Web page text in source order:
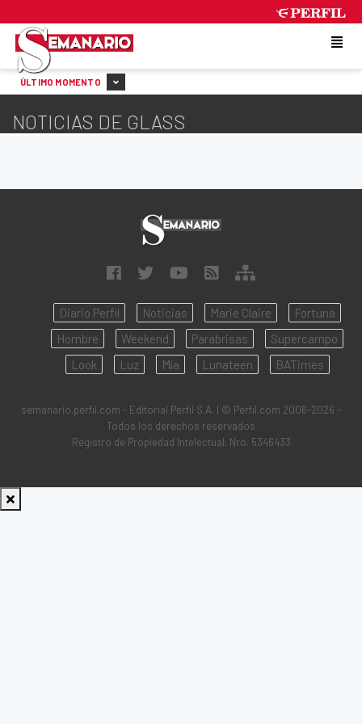
ÚLTIMO MOMENTO
NOTICIAS DE GLASS
Diario Perfil Noticias Marie Claire
Fortuna
Hombre
Weekend Parabrisas
Supercampo
Look
Luz Mía Lunateen BATimes
semanario.perfil.com - Editorial Perfil S.A. | © Perfil.com 2006-2026 -
Todos los derechos reservados
Registro de Propiedad Intelectual: Nro. 5346433